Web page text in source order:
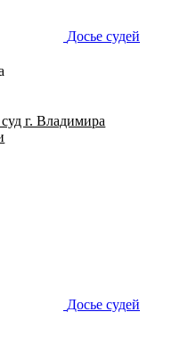
Досье судей
г. Владимира
Досье судей